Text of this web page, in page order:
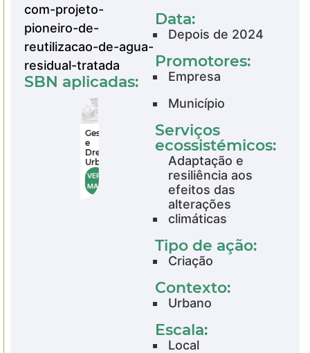
Data:
Depois de 2024
Promotores:
Empresa
Município
Serviços
ecossistémicos:
Adaptação e
resiliência aos
efeitos das
alterações
climáticas
Tipo de ação:
Criação
Contexto:
Urbano
Escala:
Local
com-projeto-
pioneiro-de-
reutilizacao-de-agua-
residual-tratada
SBN aplicadas:
Gestão
e
Drenagem
Urbana
VER
MAIS